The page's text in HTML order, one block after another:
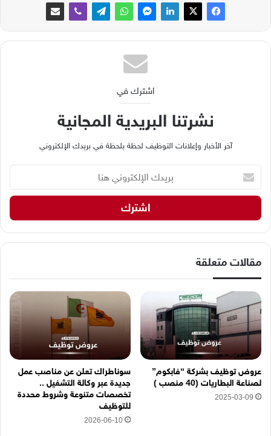
اشترك في
نشرتنا البريدية المجانية
آخر الأخبار وإعلانات التوظيف لحظة بلحظة في بريدك الإلكتروني
ي
ك
ا
إ
ت
ر
و
ن
ي
ه
ن
ا
مقالات متعلقة
عروض توظيف بشركة “فابكوم”
لصناعة البطاريات (40 منصب )
2025-03-09
سوناطراك تعلن عن مناصب عمل
جديدة عبر وكالة التشغيل ..
تخصصات متنوعة وشروط محددة
للتوظيف
2026-06-10